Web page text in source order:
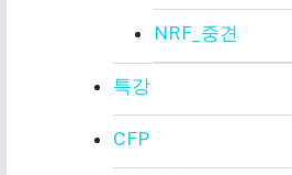
NRF_중견
특강
CFP